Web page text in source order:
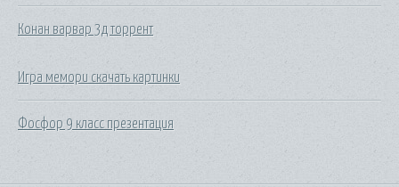
Конан варвар 3д торрент
Игра мемори скачать картинки
Фосфор 9 класс презентация